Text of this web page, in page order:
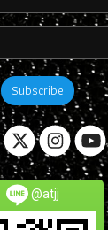
Subscribe
@atjj